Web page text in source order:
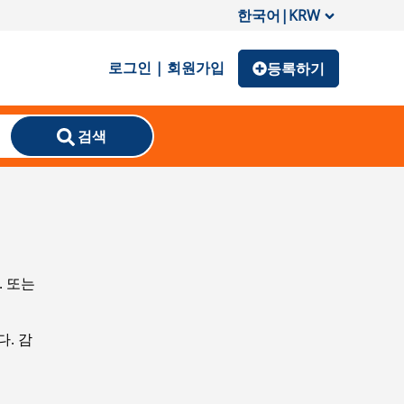
한국어|KRW
로그인 | 회원가입 등록하기
검색
또는
. 감